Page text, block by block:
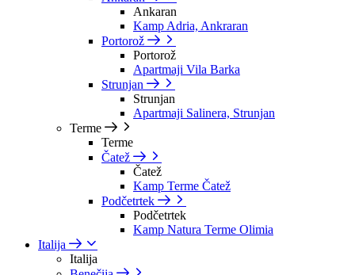
Ankaran
Kamp Adria, Ankraran
Portorož
Portorož
Apartmaji Vila Barka
Strunjan
Strunjan
Apartmaji Salinera, Strunjan
Terme
Terme
Čatež
Čatež
Kamp Terme Čatež
Podčetrtek
Podčetrtek
Kamp Natura Terme Olimia
Italija
Italija